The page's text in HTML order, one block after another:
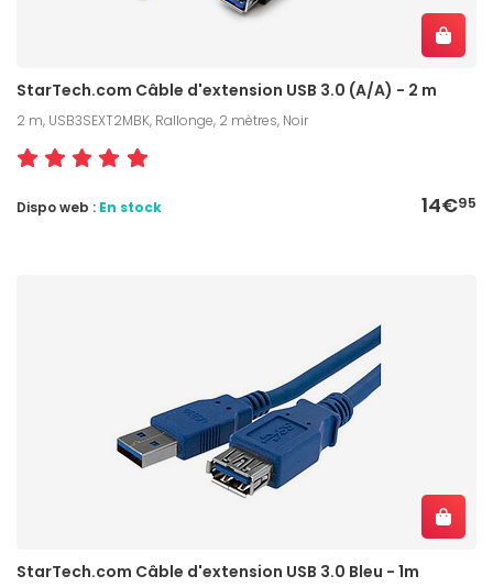
StarTech.com Câble d'extension USB 3.0 (A/A) - 2 m
2 m, USB3SEXT2MBK, Rallonge, 2 mètres, Noir
14€95
Dispo web : En stock
StarTech.com Câble d'extension USB 3.0 Bleu - 1m